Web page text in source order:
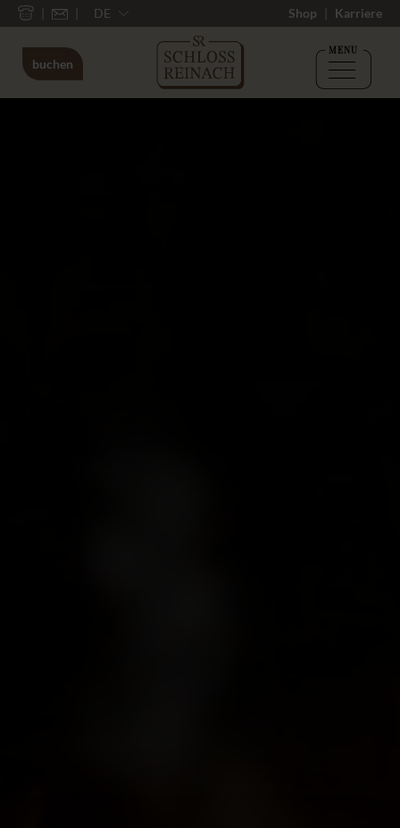
DE Shop Karriere
buchen
MENU